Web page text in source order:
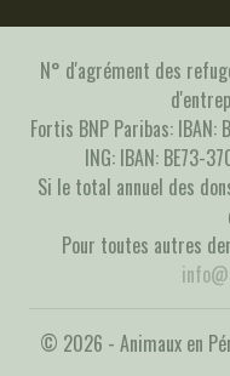
N° d'agrément des
Fortis BNP Paribas: IBAN:
ING: IBAN: BE73-
Si le total annuel des
Pour toutes autres
© 2026 - Animaux en